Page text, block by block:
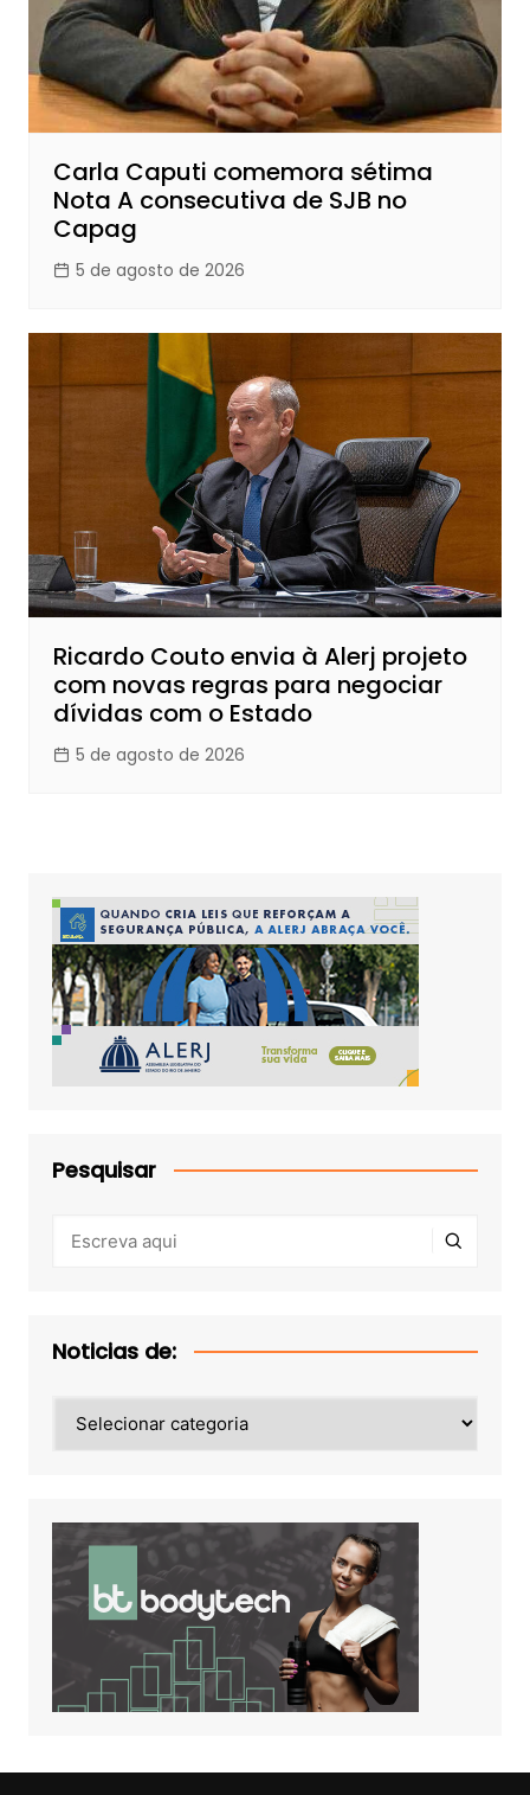
Carla Caputi comemora sétima
Nota A consecutiva de SJB no
Capag
5 de agosto de 2026
Ricardo Couto envia à Alerj projeto
com novas regras para negociar
dívidas com o Estado
5 de agosto de 2026
Pesquisar
Noticias de:
de: